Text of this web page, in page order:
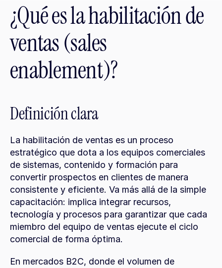
¿Qué es la habilitación de
ventas (sales
enablement)?
Definición clara
La habilitación de ventas es un proceso
estratégico que dota a los equipos comerciales
de sistemas, contenido y formación para
convertir prospectos en clientes de manera
consistente y eficiente. Va más allá de la simple
capacitación: implica integrar recursos,
tecnología y procesos para garantizar que cada
miembro del equipo de ventas ejecute el ciclo
comercial de forma óptima.
En mercados B2C, donde el volumen de